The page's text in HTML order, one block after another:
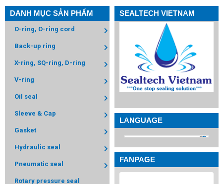
DANH MỤC SẢN PHẨM
O-ring, O-ring cord
Back-up ring
X-ring, SQ-ring, D-ring
V-ring
Oil seal
Sleeve & Cap
Gasket
Hydraulic seal
Pneumatic seal
Rotary pressure seal
SEALTECH VIETNAM
LANGUAGE
FANPAGE